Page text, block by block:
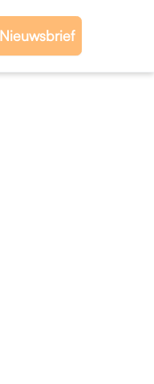
Nieuwsbrief